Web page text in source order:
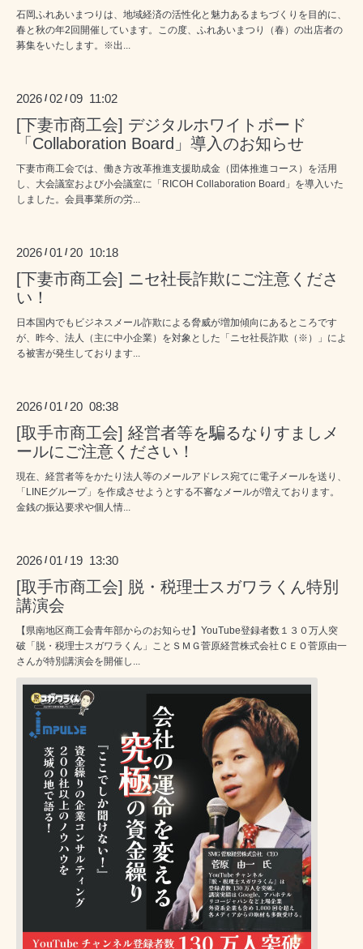
石岡ふれあいまつりは、地域経済の活性化と魅力あるまちづくりを目的に、
春と秋の年2回開催しています。この度、ふれあいまつり（春）の出店者の
募集をいたします。※出...
2026 /02 /09 11:02
[下妻市商工会] デジタルホワイトボード
「Collaboration Board」導入のお知らせ
下妻市商工会では、働き方改革推進支援助成金（団体推進コース）を活用
し、大会議室および小会議室に「RICOH Collaboration Board」を導入いた
しました。会員事業所の労...
2026 /01 / 20 10:18
[下妻市商工会] ニセ社長詐欺にご注意くださ
い！
日本国内でもビジネスメール詐欺による脅威が増加傾向にあるところです
が、昨今、法人（主に中小企業）を対象とした「ニセ社長詐欺（※）」によ
る被害が発生しております...
2026 /01 / 20 08:38
[取手市商工会] 経営者等を騙るなりすましメ
ールにご注意ください！
現在、経営者等をかたり法人等のメールアドレス宛てに電子メールを送り、
「LINEグループ」を作成させようとする不審なメールが増えております。
金銭の振込要求や個人情...
2026 /01 / 19 13:30
[取手市商工会] 脱・税理士スガワラくん特別
講演会
【県南地区商工会青年部からのお知らせ】YouTube登録者数１３０万人突
破「脱・税理士スガワラくん」ことＳＭＧ菅原経営株式会社ＣＥＯ菅原由一
さんが特別講演会を開催し...